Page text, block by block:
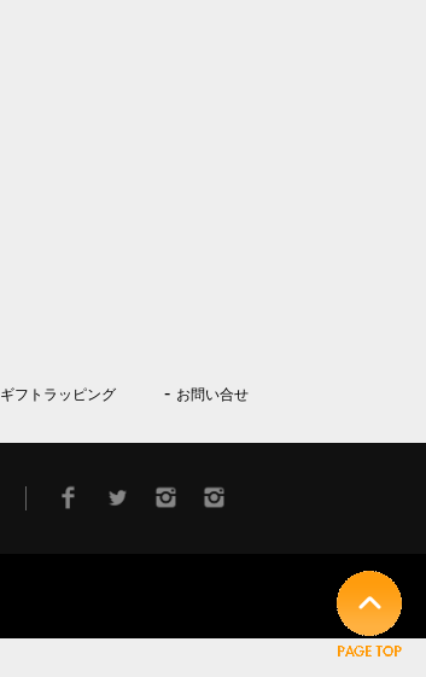
ギフトラッピング お問い合せ